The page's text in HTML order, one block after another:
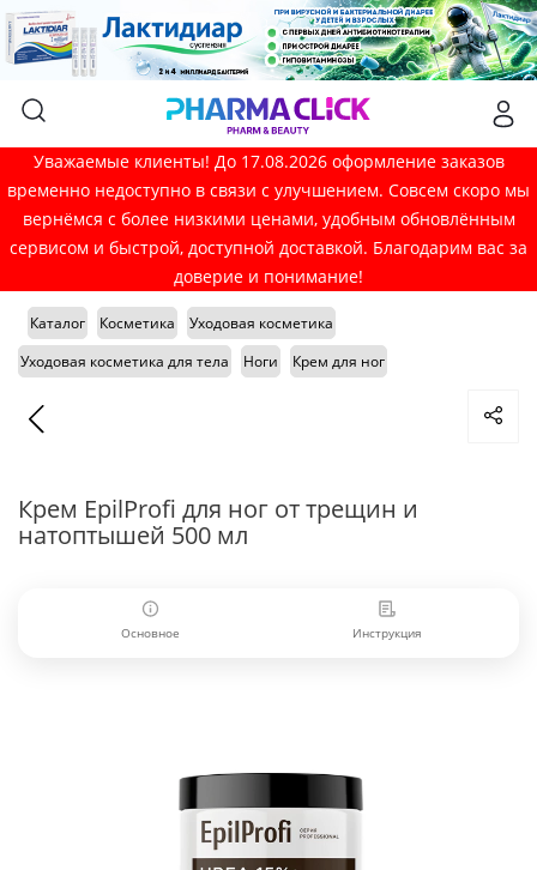
Уважаемые клиенты! До 17.08.2026 оформление заказов
временно недоступно в связи с улучшением. Совсем скоро мы
вернёмся с более низкими ценами, удобным обновлённым
сервисом и быстрой, доступной доставкой. Благодарим вас за
доверие и понимание!
Каталог Косметика
Уходовая косметика
Уходовая косметика для тела
Ноги Крем для ног
Крем EpilProfi для ног от трещин и
натоптышей 500 мл
Основное Инструкция